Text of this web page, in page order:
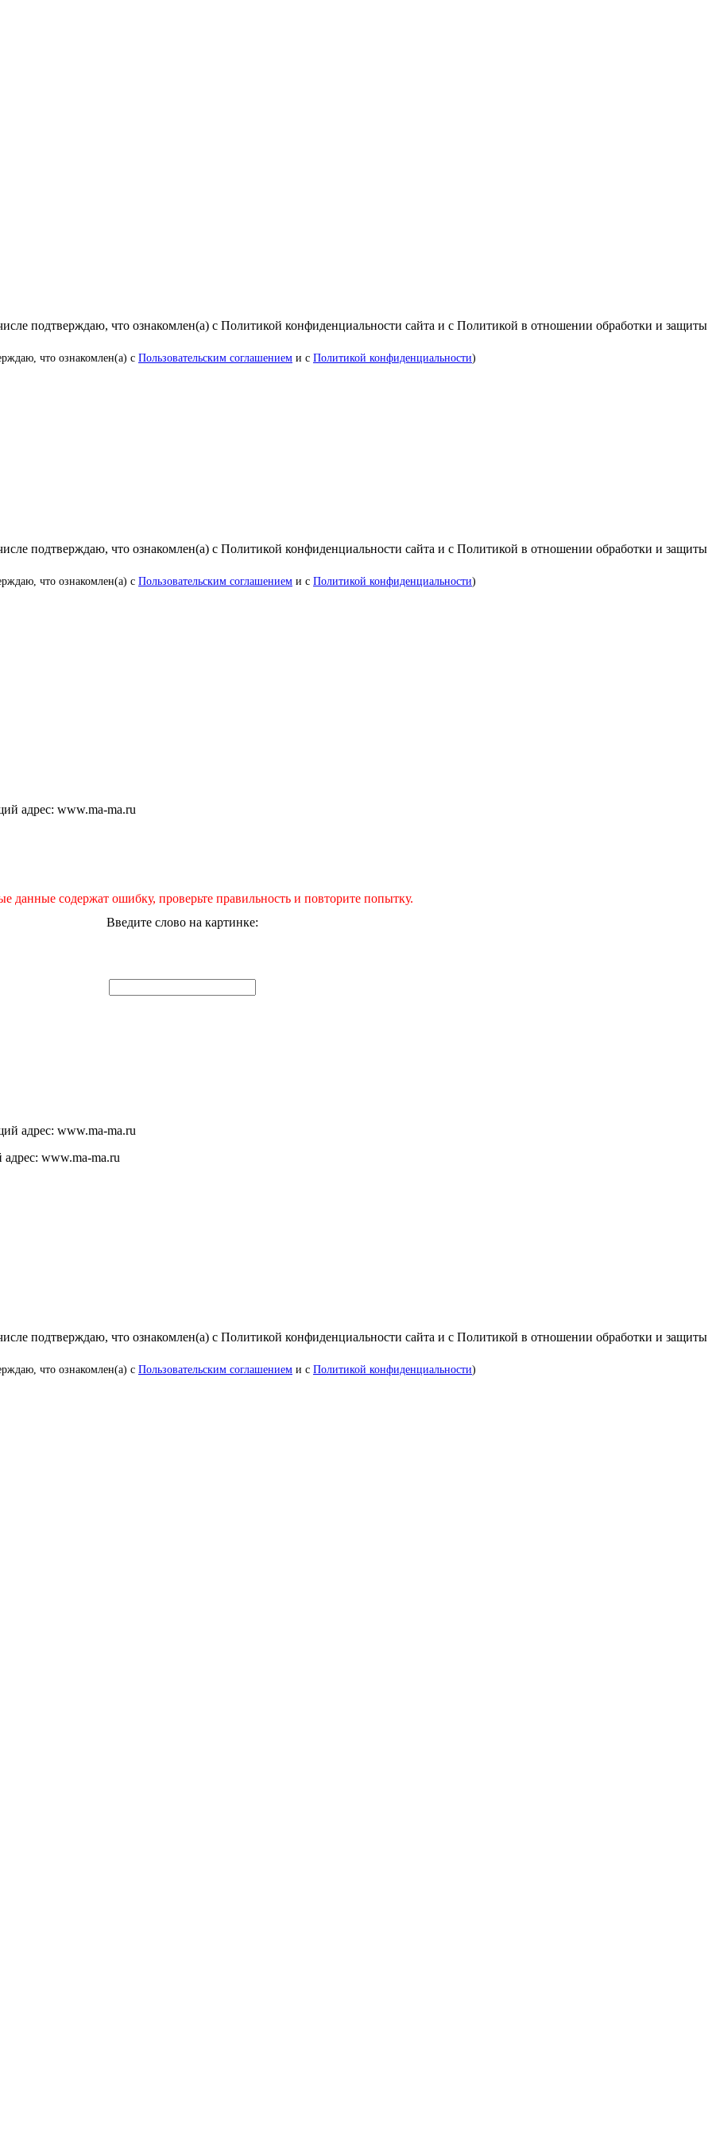
подтверждаю, что ознакомлен(а) с Политикой конфиденциальности сайта и с Политикой в отношении обработки и защиты
что ознакомлен(а) с Пользовательским соглашением и с Политикой конфиденциальности)
подтверждаю, что ознакомлен(а) с Политикой конфиденциальности сайта и с Политикой в отношении обработки и защиты
что ознакомлен(а) с Пользовательским соглашением и с Политикой конфиденциальности)
адрес: www.ma-ma.ru
данные содержат ошибку, проверьте правильность и повторите попытку.
Введите слово на картинке:
адрес: www.ma-ma.ru
www.ma-ma.ru
подтверждаю, что ознакомлен(а) с Политикой конфиденциальности сайта и с Политикой в отношении обработки и защиты
что ознакомлен(а) с Пользовательским соглашением и с Политикой конфиденциальности)